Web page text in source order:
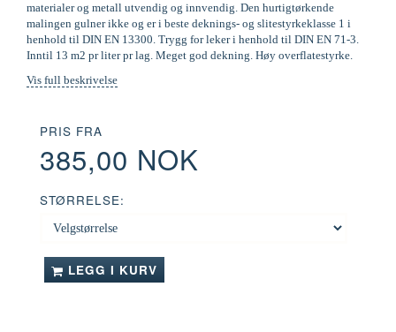
materialer og metall utvendig og innvendig. Den hurtigtørkende
malingen gulner ikke og er i beste deknings- og slitestyrkeklasse 1 i
henhold til DIN EN 13300. Trygg for leker i henhold til DIN EN 71-3.
Inntil 13 m2 pr liter pr lag. Meget god dekning. Høy overflatestyrke.
Vis full beskrivelse
PRIS FRA
385,00 NOK
STØRRELSE:
LEGG I KURV